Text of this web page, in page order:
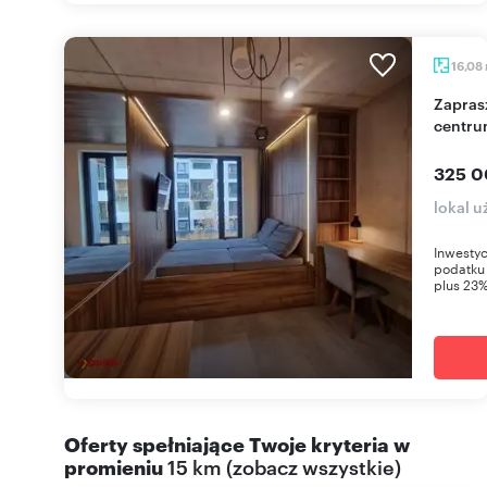
16,08
Zapraszam do inwestycji: gotowy apartament w
325
lokal
podatku
plus
Oferty spełniające Twoje kryteria w
promieniu15 km (zobacz wszystkie)